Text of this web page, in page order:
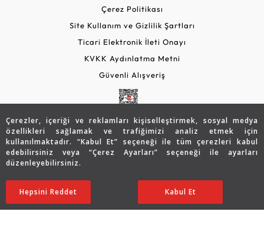
Çerezler, içeriği ve reklamları kişiselleştirmek, sosyal medya
özellikleri sağlamak ve trafiğimizi analiz etmek için
kullanılmaktadır. “Kabul Et” seçeneği ile tüm çerezleri kabul
edebilirsiniz veya “Çerez Ayarları” seçeneği ile ayarları
düzenleyebilirsiniz.
Ayarları Düzenle
Hepsini Reddet Kabul Et
51.220 TL
40.976TL SATIN ALIN
Çerez Politikası
Site Kullanım ve Gizlilik Şartları
Ticari Elektronik İleti Onayı
KVKK Aydınlatma Metni
Güvenli Alışveriş
Copyright © 2026 Assos Pırlanta - Bu sitenin tüm hakları